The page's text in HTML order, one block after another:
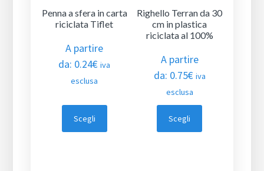
Penna a sfera in carta
riciclata Tiflet
A partire
da: 0.24€ iva
esclusa
Scegli
Righello Terran da 30
cm in plastica
riciclata al 100%
A partire
da: 0.75€ iva
esclusa
Scegli